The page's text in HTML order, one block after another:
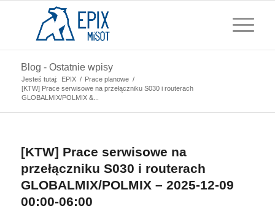
Blog - Ostatnie wpisy
Jesteś tutaj: EPIX / Prace planowe /
[KTW] Prace serwisowe na przełączniku S030 i routerach
GLOBALMIX/POLMIX &...
[KTW] Prace serwisowe na
przełączniku S030 i routerach
GLOBALMIX/POLMIX – 2025-12-09
00:00-06:00